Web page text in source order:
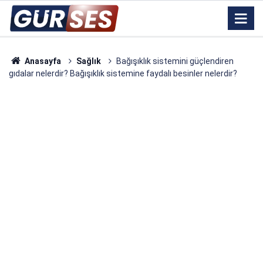
Anasayfa Sağlık
Bağışıklık sistemini güçlendiren
gıdalar nelerdir? Bağışıklık sistemine faydalı besinler nelerdir?